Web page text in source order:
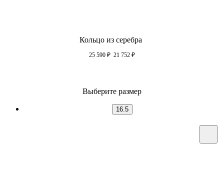
Кольцо из серебра
25 590 ₽ 21 752 ₽
Выберите размер
16.5